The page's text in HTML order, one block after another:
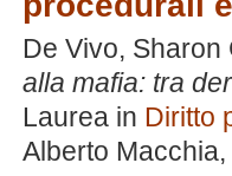
De Vivo, Sharon
alla mafia: tra
Laurea in Diritto
Alberto Macchia